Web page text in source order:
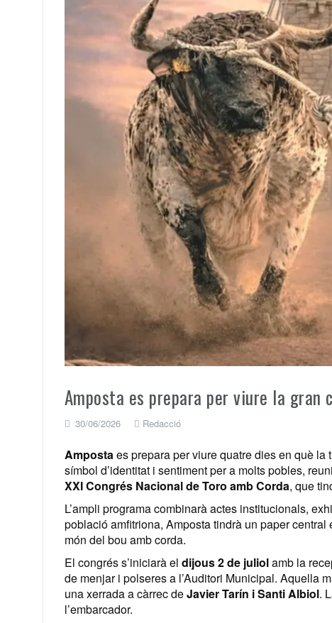
Amposta es prepara per viure la gran
30/06/2026 Redacció
Ampostaes prepara per viure quatre dies en què la
símbol d’identitat i sentiment per a molts pobles,
XXI Congrés Nacional de Toro amb Corda, que
L’ampli programa combinarà actes institucionals,
població amfitriona, Amposta tindrà un paper
món del bou amb corda.
El congrés s’iniciarà el dijous 2 de juliolamb la
de menjar i polseres a l’Auditori Municipal. Aquella
una xerrada a càrrec deJavier Tarín i Santi Albiol.
l’embarcador.